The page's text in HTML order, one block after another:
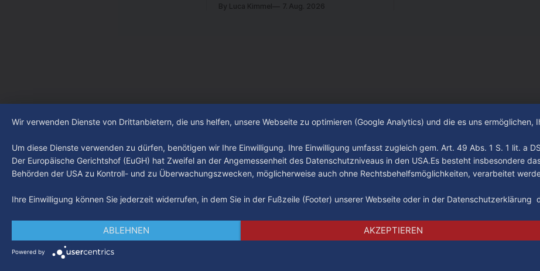
abgestiegen ist. In dieser Zeit erlebte
By Luca Kimmel 7. Aug. 2026
ImpressumDatenschutzAGB
Wir verwenden Dienste von Drittanbietern, die uns helfen, unsere Webseite zu optimieren (Google Analytics) und die es uns ermöglichen,
Um diese Dienste verwenden zu dürfen, benötigen wir Ihre Einwilligung. Ihre Einwilligung umfasst zugleich gem. Art. 49 Abs. 1 S. 1 lit. a
Der Europäische Gerichtshof (EuGH) hat Zweifel an der Angemessenheit des Datenschutzniveaus in den USA.Es besteht insbesondere
Behörden der USA zu Kontroll- und zu Überwachungszwecken, möglicherweise auch ohne Rechtsbehelfsmöglichkeiten, verarbeitet
Ihre Einwilligung können Sie jederzeit widerrufen, in dem Sie in der Fußzeile (Footer) unserer Webseite oder in der Datenschutzerklärung
ABLEHNEN AKZEPTIEREN
Powered by